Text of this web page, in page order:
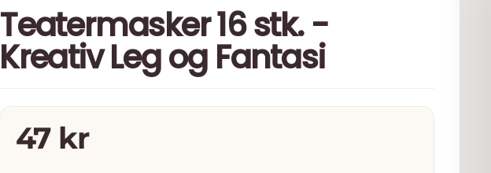
Teatermasker 16 stk. -
Kreativ Leg og Fantasi
Tilbudspris
47 kr